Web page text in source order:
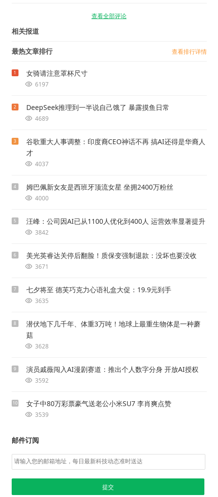
查看全部评论
相关报道
最热文章排行 查看排行详情
1 女骑请注意罩杯尺寸
6197
2 DeepSeek推理到一半说自己饿了 暴露摸鱼日常
4689
3
谷歌重大人事调整：印度裔CEO神话不再 搞AI还得是华裔人
才
4037
4 姆巴佩新女友是西班牙顶流女星 坐拥2400万粉丝
4000
5 汪峰：公司因AI已从1100人优化到400人 运营效率显著提升
3842
6 美光英睿达关停后翻脸！质保变强制退款：没坏也要没收
3671
7 七夕将至 德芙巧克力心语礼盒大促：19.9元到手
3635
8
潜伏地下几千年、体重3万吨！地球上最重生物体是一种蘑
菇
3628
9 演员戚薇闯入AI漫剧赛道：推出个人数字分身 开放AI授权
3592
10 女子中80万彩票豪气送老公小米SU7 李肖爽点赞
3539
邮件订阅